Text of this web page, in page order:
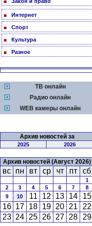
Интернет
Спорт
Культура
Разное
ТВ онлайн
Радио онлайн
WEB камеры онлайн
Архив новостей за
2025 2026
Архив новостей (Август 2026)
вс пн вт ср чт пт сб
1
2
3 4 5 6 7
8
9
10 11 12 13 14
15
16 17 18 19 20 21
22
23 24 25 26 27 28 29